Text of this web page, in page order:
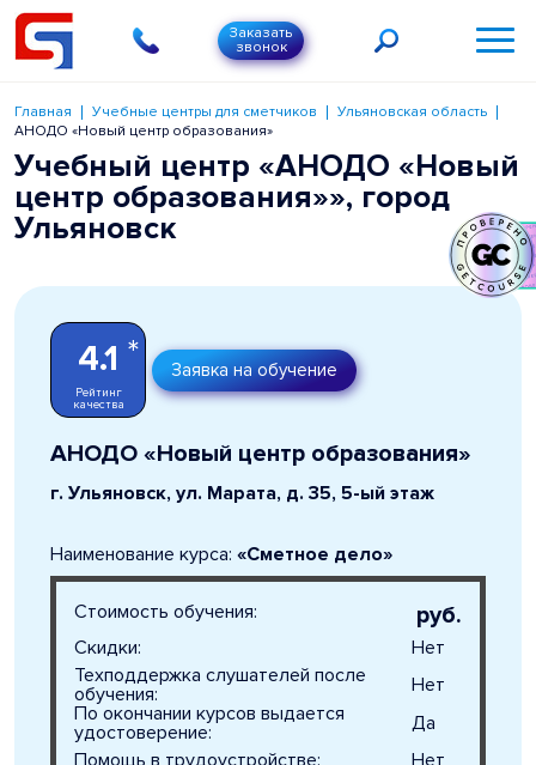
Заказать
звонок
Главная Учебные центры для сметчиков
Ульяновская область
АНОДО «Новый центр образования»
Учебный центр «АНОДО «Новый
центр образования»», город
Ульяновск
4.1 *
Рейтинг
качества
АНОДО «Новый центр образования»
г. Ульяновск, ул. Марата, д. 35, 5-ый этаж
Заявка на обучение
Наименование курса: «Сметное дело»
Стоимость обучения: руб.
Скидки:
Нет
Техподдержка слушателей после
обучения:
Нет
По окончании курсов выдается
удостоверение:
Да